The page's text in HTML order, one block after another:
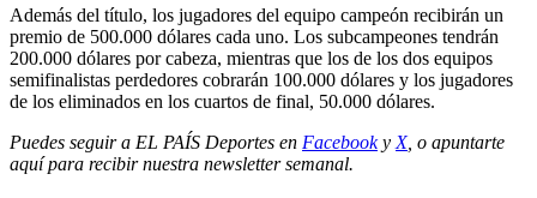
Además del título, los jugadores del equipo campeón recibirán un
premio de 500.000 dólares cada uno. Los subcampeones tendrán
200.000 dólares por cabeza, mientras que los de los dos equipos
semifinalistas perdedores cobrarán 100.000 dólares y los jugadores
de los eliminados en los cuartos de final, 50.000 dólares.
Puedes seguir a EL PAÍS Deportes en Facebooky X, o apuntarte
aquí para recibirnuestra newsletter semanal.